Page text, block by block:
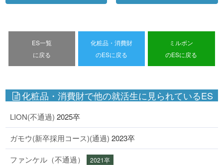
ES一覧
に戻る
化粧品・消費財
のESに戻る
ミルボン
のESに戻る
化粧品・消費財で他の就活生に見られているES
LION(不通過) 2025卒
ガモウ(新卒採用コース)(通過) 2023卒
ファンケル（不通過） 2021卒